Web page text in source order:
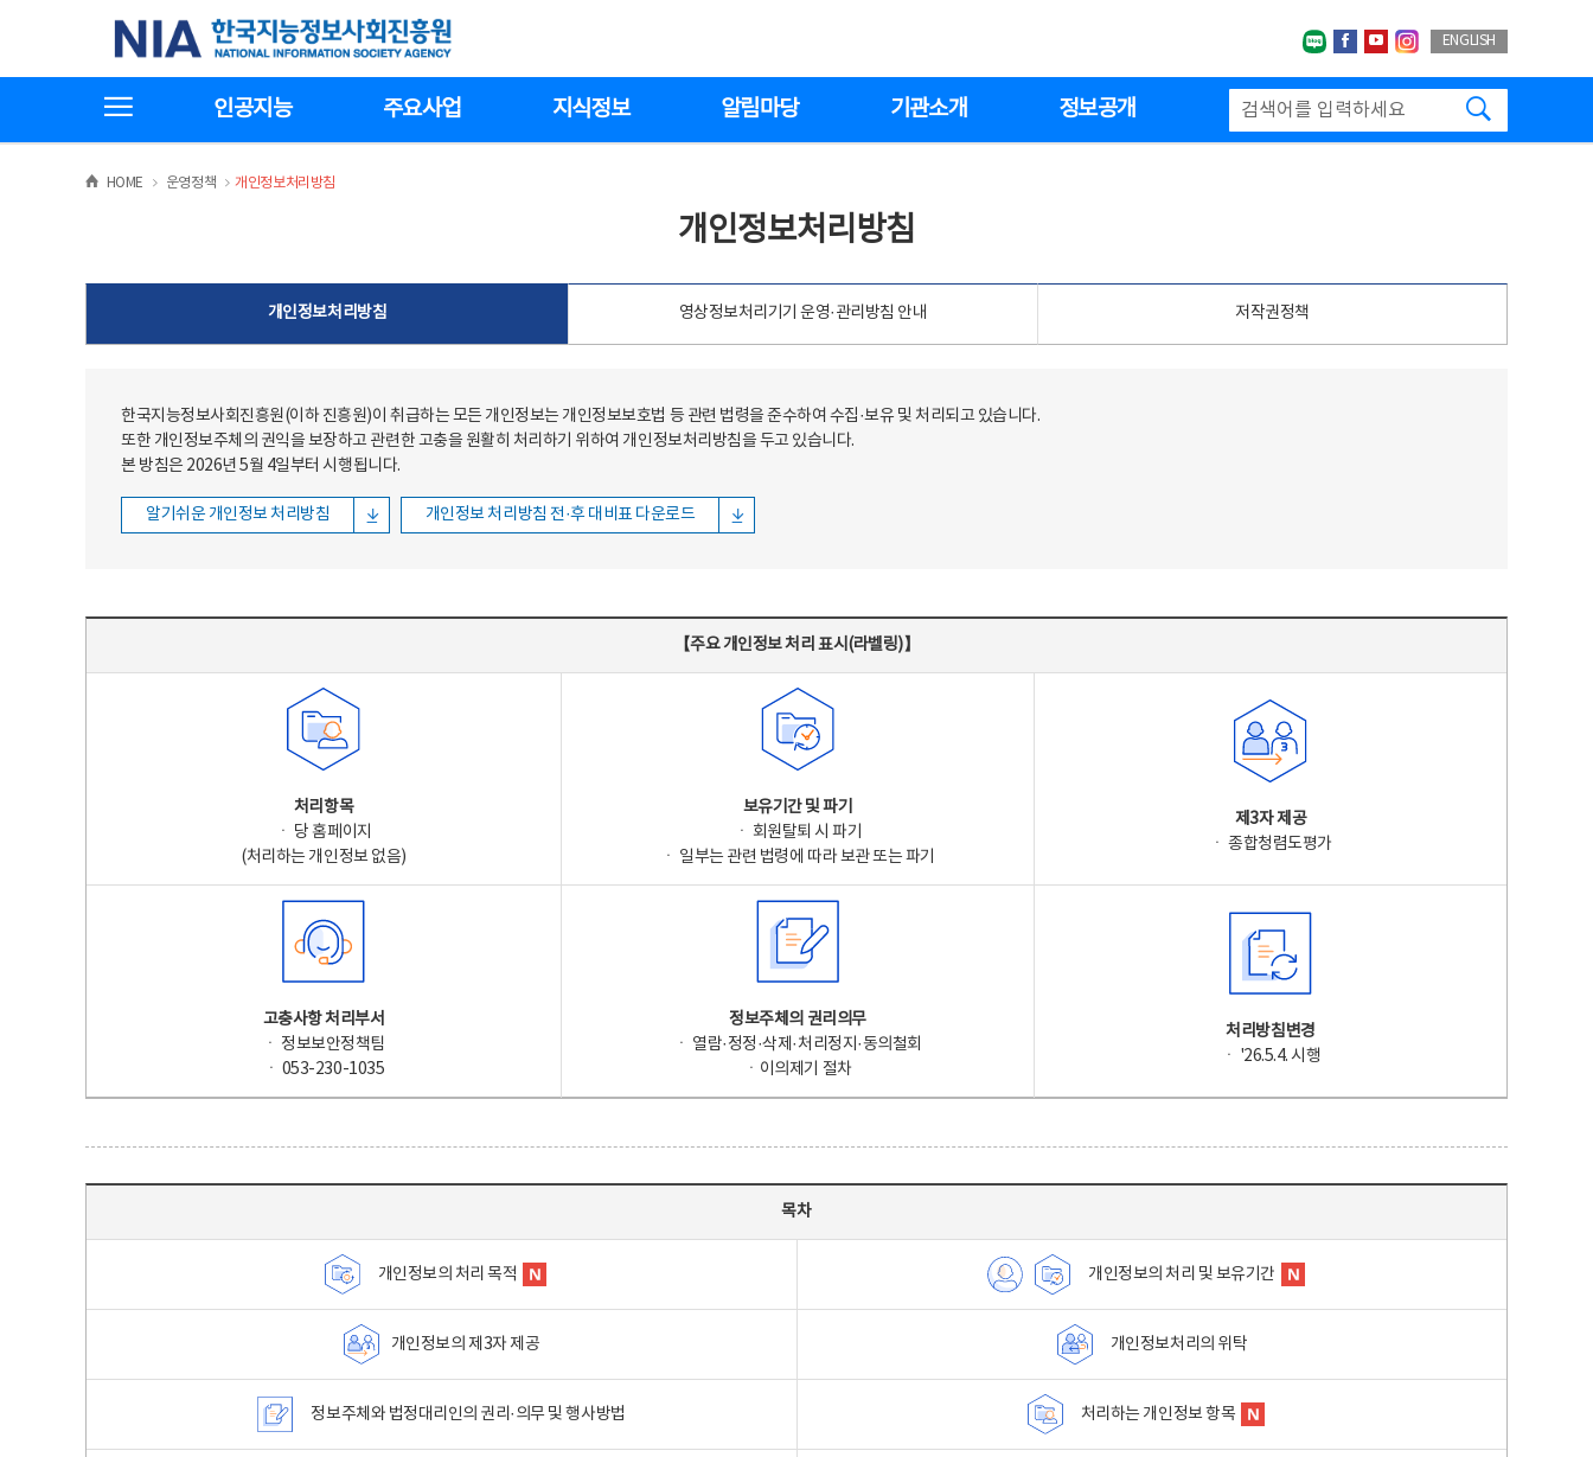
한국지능정보사회진흥원
네이버블로그
페이스북
유투브인스타그랩
ENGLISH
인공지능 주요사업 지식정보 알림마당 기관소개 정보공개
HOME >운영정책 >
개인정보처리방침
개인정보처리방침
개인정보처리방침 영상정보처리기기 운영·관리방침 안내 저작권정책
한국지능정보사회진흥원(이하 진흥원)이 취급하는 모든 개인정보는 개인정보보호법 등 관련 법령을 준수하여 수집·보유 및 처리되고 있습니다.
또한 개인정보주체의 권익을 보장하고 관련한 고충을 원활히 처리하기 위하여 개인정보처리방침을 두고 있습니다.
본 방침은 2026년 5월 4일부터 시행됩니다.
알기쉬운 개인정보 처리방침 개인정보 처리방침 전·후 대비표 다운로드
【주요 개인정보 처리 표시(라벨링)】
처리항목
ㆍ 당 홈페이지
(처리하는 개인정보 없음)
보유기간 및 파기
ㆍ 회원탈퇴 시 파기
ㆍ 일부는 관련 법령에 따라 보관 또는 파기
제3자 제공
ㆍ 종합청렴도평가
고충사항 처리부서
ㆍ 정보보안정책팀
ㆍ 053-230-1035
정보주체의 권리의무
ㆍ 열람·정정·삭제·처리정지·동의철회
ㆍ이의제기 절차
처리방침변경
ㆍ '26.5.4. 시행
목차
개인정보의 처리 목적 개인정보의 처리 및 보유기간
개인정보의 제3자 제공 개인정보처리의 위탁
정보주체와 법정대리인의 권리·의무 및 행사방법 처리하는 개인정보 항목